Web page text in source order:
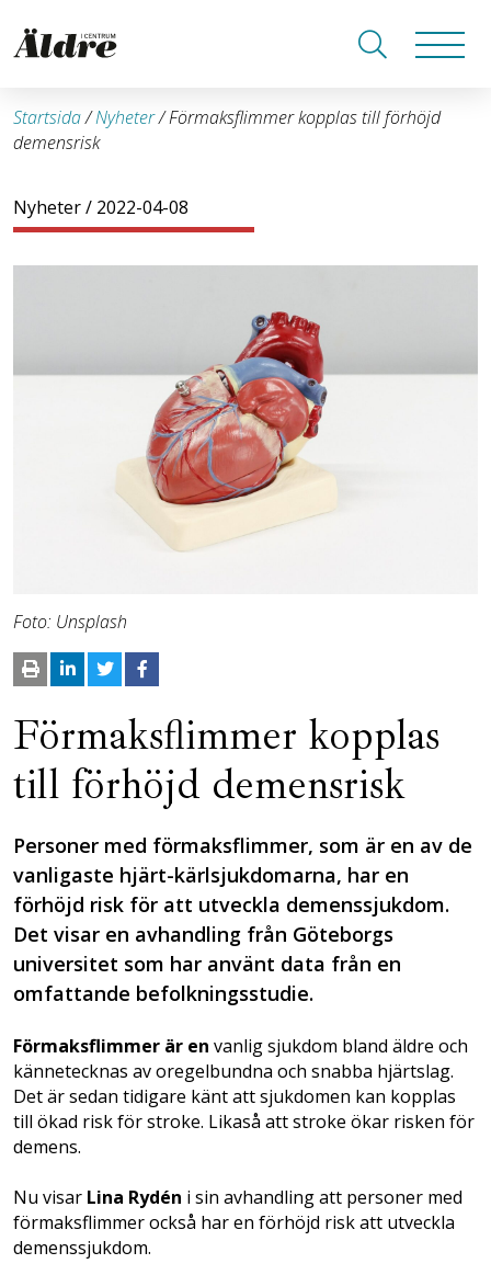
Startsida/Nyheter/Förmaksflimmer kopplas till förhöjd
demensrisk
Nyheter/ 2022-04-08
Foto: Unsplash
Förmaksflimmer kopplas
till förhöjd demensrisk
Personer med förmaksflimmer, som är en av de
vanligaste hjärt-kärlsjukdomarna, har en
förhöjd risk för att utveckla demenssjukdom.
Det visar en avhandling från Göteborgs
universitet som har använt data från en
omfattande befolkningsstudie.
Förmaksflimmer är en vanlig sjukdom bland äldre och
kännetecknas av oregelbundna och snabba hjärtslag.
Det är sedan tidigare känt att sjukdomen kan kopplas
till ökad risk för stroke. Likaså att stroke ökar risken för
demens.
Nu visar Lina Rydén i sin avhandling att personer med
förmaksflimmer också har en förhöjd risk att utveckla
demenssjukdom.